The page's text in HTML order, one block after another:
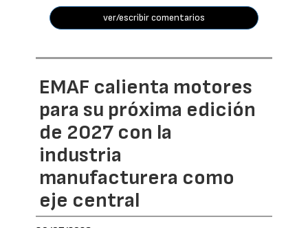
ver/escribir comentarios
EMAF calienta motores
para su próxima edición
de 2027 con la
industria
manufacturera como
eje central